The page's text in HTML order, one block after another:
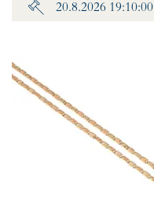
20.8.2026 19:10:00